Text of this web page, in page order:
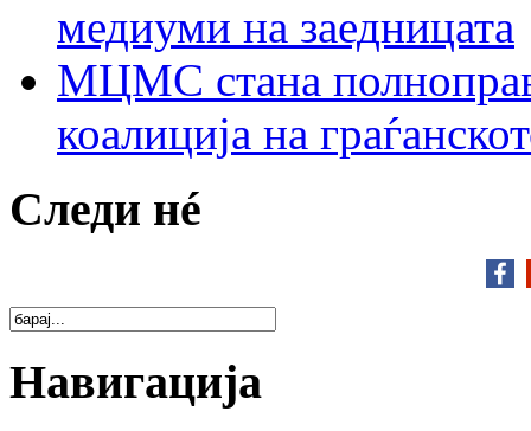
медиуми на заедницата
МЦМС стана
коалиција на
Следи нé
Навигација